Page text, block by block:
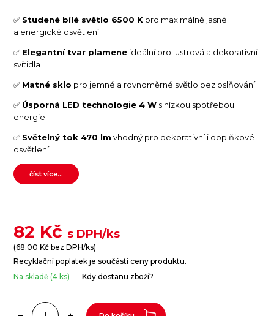
✅ Studené bílé světlo 6500 K pro maximálně jasné
a energické osvětlení
✅ Elegantní tvar plamene ideální pro lustrová a dekorativní
svítidla
✅ Matné sklo pro jemné a rovnoměrné světlo bez oslňování
✅ Úsporná LED technologie 4 W s nízkou spotřebou
energie
✅ Světelný tok 470 lm vhodný pro dekorativní i doplňkové
osvětlení
číst více...
82 Kč s DPH/ks
(68.00 Kč bez DPH/ks)
Recyklační poplatek je součástí ceny produktu.
Na skladě (4 ks)
Kdy dostanu zboží?